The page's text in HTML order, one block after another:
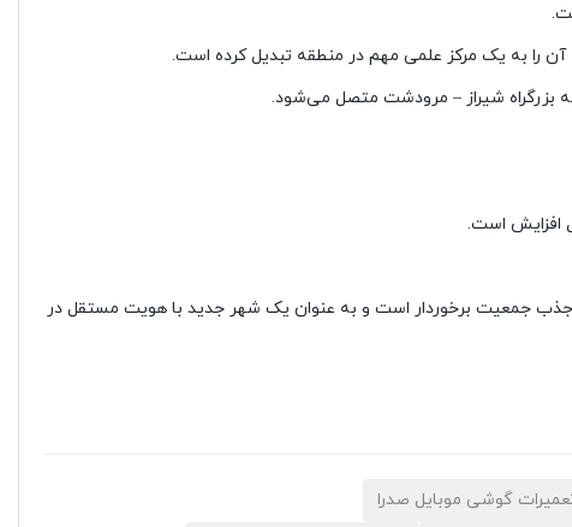
آن را به یک مرکز علمی مهم در منطقه تبدیل کرده است.
بزرگراه شیراز – مرودشت متصل می‌شود.
و جذب جمعیت برخوردار است و به عنوان یک شهر جدید با هویت مستقل در
گوشی موبایل صدرا